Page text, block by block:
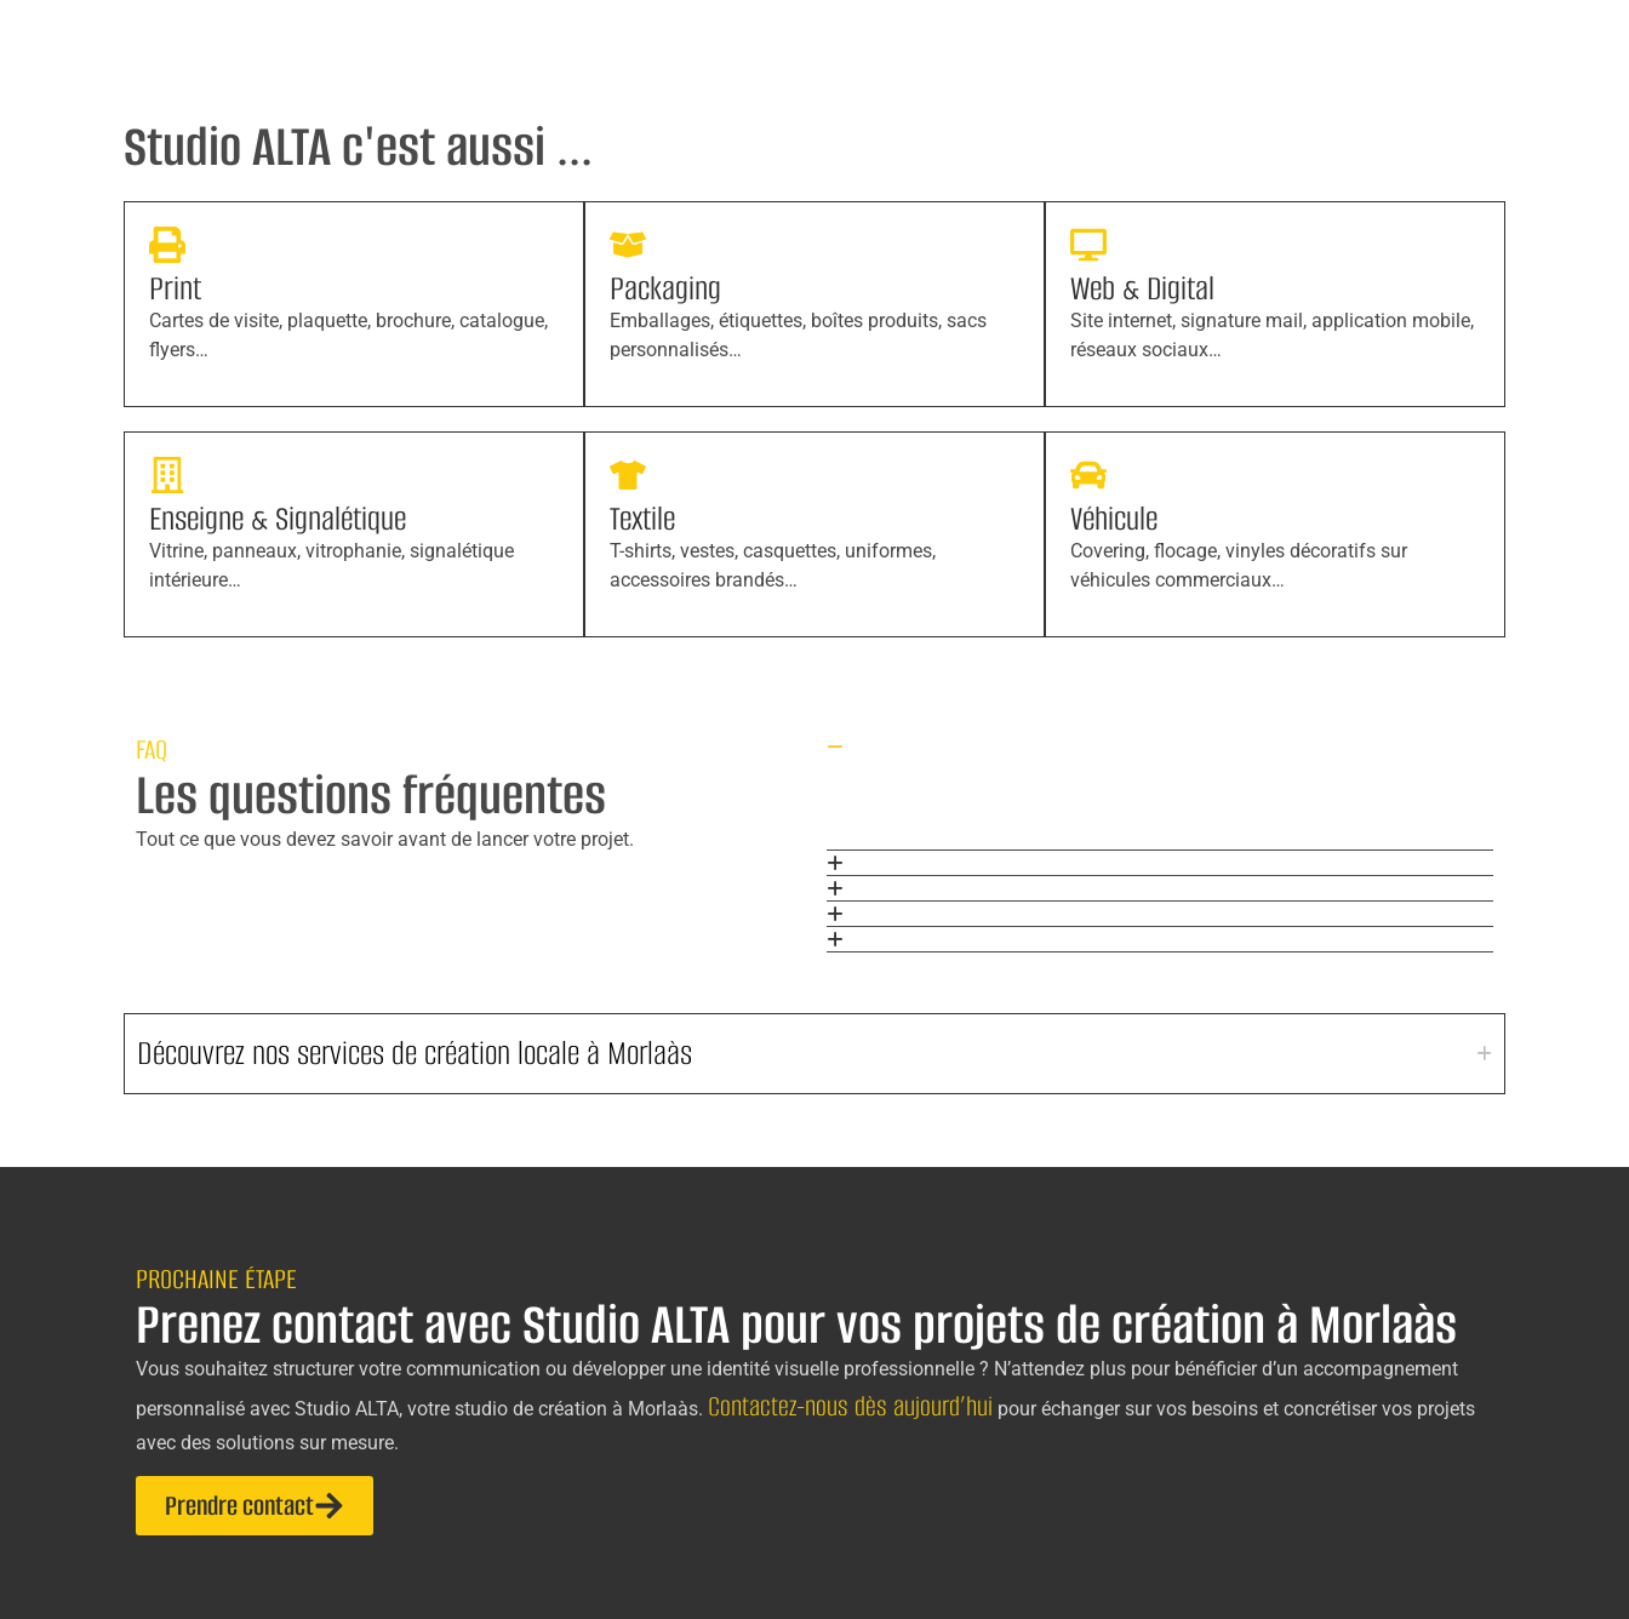
Studio ALTA c'est aussi ...
Print
Cartes de visite, plaquette, brochure, catalogue,
flyers…
Packaging
Emballages, étiquettes, boîtes produits, sacs
personnalisés…
Web & Digital
Site internet, signature mail, application mobile,
réseaux sociaux…
Enseigne & Signalétique
Vitrine, panneaux, vitrophanie, signalétique
intérieure…
Textile
T-shirts, vestes, casquettes, uniformes,
accessoires brandés…
Véhicule
Covering, flocage, vinyles décoratifs sur
véhicules commerciaux…
FAQ
Les questions fréquentes
Tout ce que vous devez savoir avant de lancer votre projet.
Découvrez nos services de création locale à Morlaàs
PROCHAINE ÉTAPE
Prenez contact avec Studio ALTA pour vos projets de création à Morlaàs
Vous souhaitez structurer votre communication ou développer une identité visuelle professionnelle ? N’attendez plus pour bénéficier d’un accompagnement
personnalisé avec Studio ALTA, votre studio de création à Morlaàs. Contactez-nous dès aujourd’hui pour échanger sur vos besoins et concrétiser vos projets
avec des solutions sur mesure.
Prendre contact